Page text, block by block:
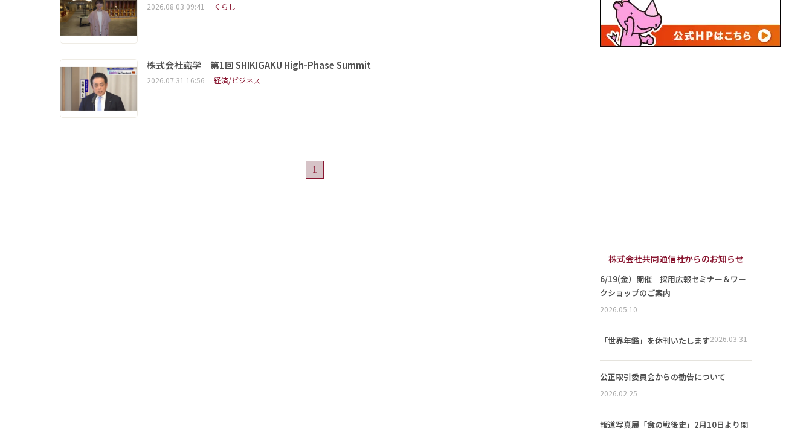
2026.08.03 09:41 くらし
株式会社識学 第1回 SHIKIGAKU High-Phase Summit
2026.07.31 16:56 経済/ビジネス
1
株式会社共同通信社からのお知らせ
6/19(金）開催 採用広報セミナー＆ワー
クショップのご案内
2026.05.10
「世界年鑑」を休刊いたします2026.03.31
公正取引委員会からの勧告について
2026.02.25
報道写真展「食の戦後史」2月10日より開